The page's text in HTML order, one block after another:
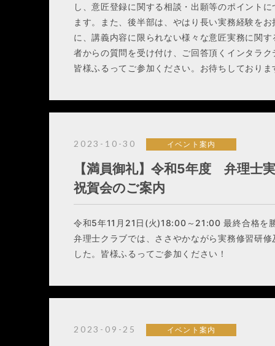
し、意匠登録に関する相談・出願等のポイント
ます。また、後半部は、やはり長い実務経験を
に、講義内容に限られない様々な意匠実務に関
者からの質問を受け付け、ご回答頂くインタラ
皆様ふるってご参加ください。お待ちしておりま
2023-10-30 イベント案内
【満員御礼】令和5年度 弁理士
祝賀会のご案内
令和5年11月21日(火)18:00～21:00 最終合格を
弁理士クラブでは、ささやかながら実務修習研
した。皆様ふるってご参加ください！
2023-09-25 イベント案内